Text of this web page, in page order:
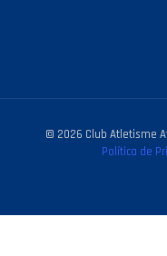
© 2026 Club Atletisme
Política de